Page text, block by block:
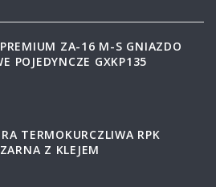
ZA-16 M-S GNIAZDO
POJEDYNCZE GXKP135
TERMOKURCZLIWA RPK
Z KLEJEM